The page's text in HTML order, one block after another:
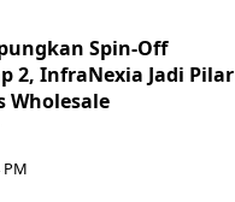
Spin-Off
2, InfraNexia Jadi Pilar
Wholesale
PM